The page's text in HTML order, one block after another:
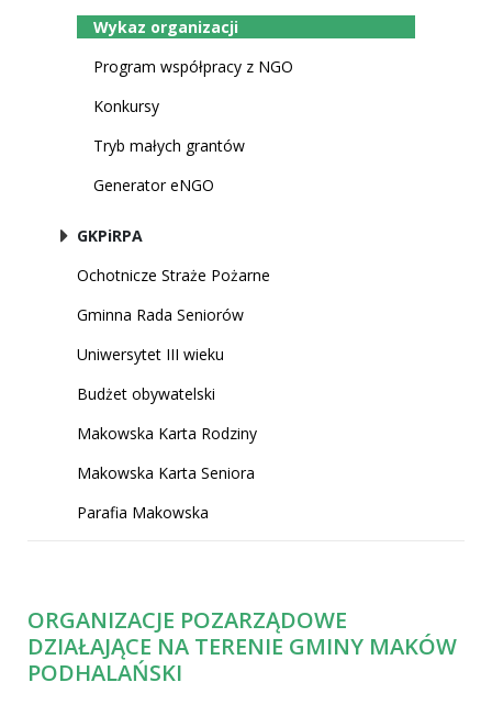
Wykaz organizacji
Program współpracy z NGO
Konkursy
Tryb małych grantów
Generator eNGO
GKPiRPA
Ochotnicze Straże Pożarne
Gminna Rada Seniorów
Uniwersytet III wieku
Budżet obywatelski
Makowska Karta Rodziny
Makowska Karta Seniora
Parafia Makowska
ORGANIZACJE POZARZĄDOWE
DZIAŁAJĄCE NA TERENIE GMINY MAKÓW
PODHALAŃSKI